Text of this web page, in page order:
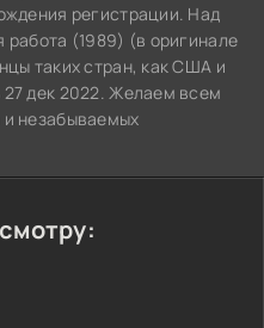
регистрации. Над
(1989) (в оригинале
таких стран, как США и
дек 2022. Желаем всем
незабываемых